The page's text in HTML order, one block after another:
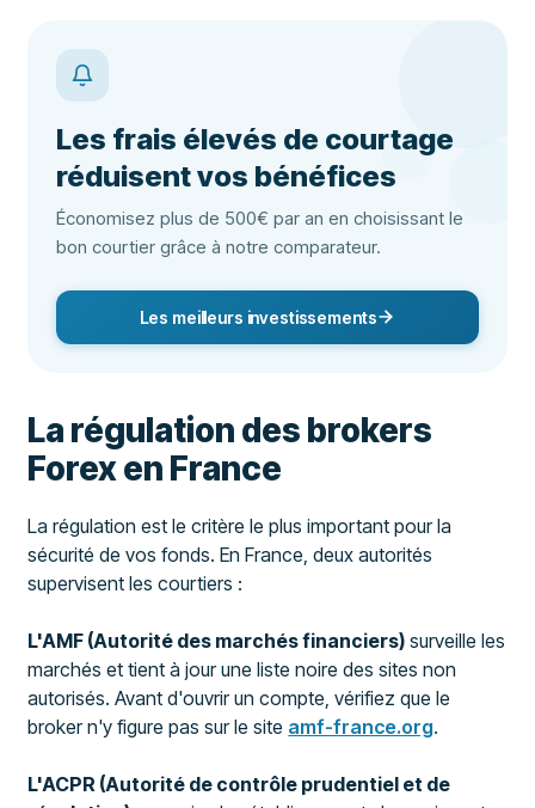
Les frais élevés de courtage
réduisent vos bénéfices
Économisez plus de 500€ par an en choisissant le
bon courtier grâce à notre comparateur.
Les meilleurs investissements
La régulation des brokers
Forex en France
La régulation est le critère le plus important pour la
sécurité de vos fonds. En France, deux autorités
supervisent les courtiers :
L'AMF (Autorité des marchés financiers) surveille les
marchés et tient à jour une liste noire des sites non
autorisés. Avant d'ouvrir un compte, vérifiez que le
broker n'y figure pas sur le site amf-france.org.
L'ACPR (Autorité de contrôle prudentiel et de